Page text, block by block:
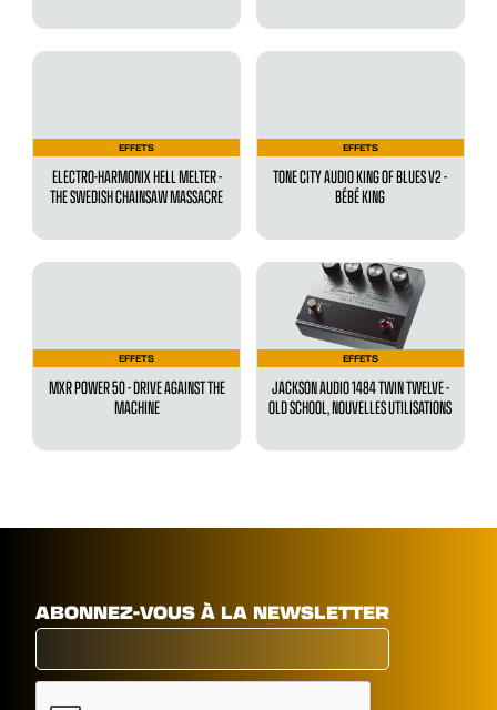
EFFETS
ELECTRO-HARMONIX HELL MELTER -
THE SWEDISH CHAINSAW MASSACRE
EFFETS
TONE CITY AUDIO KING OF BLUES V2 -
BÉBÉ KING
EFFETS
MXR POWER 50 - DRIVE AGAINST THE
MACHINE
EFFETS
JACKSON AUDIO 1484 TWIN TWELVE -
OLD SCHOOL, NOUVELLES UTILISATIONS
ABONNEZ-VOUS À LA NEWSLETTER